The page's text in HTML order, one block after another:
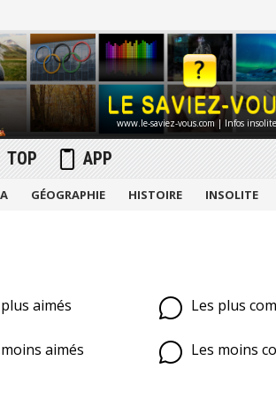
www.le-saviez-vous.com | Infos
TOP APP
GÉOGRAPHIE HISTOIRE INSOLITE
aimés Les plus
aimés Les moins